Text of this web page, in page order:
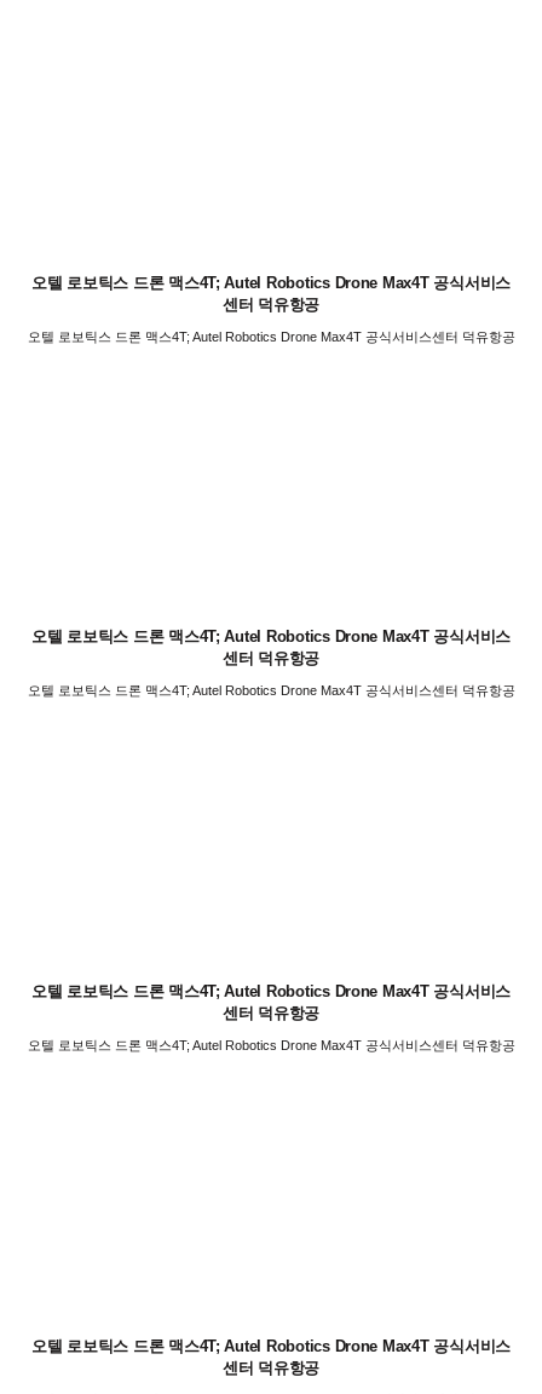
오텔 로보틱스 드론 맥스4T; Autel Robotics Drone Max4T 공식서비스
센터 덕유항공
오텔 로보틱스 드론 맥스4T; Autel Robotics Drone Max4T 공식서비스센터 덕유항공
오텔 로보틱스 드론 맥스4T; Autel Robotics Drone Max4T 공식서비스
센터 덕유항공
오텔 로보틱스 드론 맥스4T; Autel Robotics Drone Max4T 공식서비스센터 덕유항공
오텔 로보틱스 드론 맥스4T; Autel Robotics Drone Max4T 공식서비스
센터 덕유항공
오텔 로보틱스 드론 맥스4T; Autel Robotics Drone Max4T 공식서비스센터 덕유항공
오텔 로보틱스 드론 맥스4T; Autel Robotics Drone Max4T 공식서비스
센터 덕유항공